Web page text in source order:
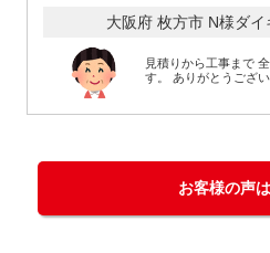
大阪府 枚方市 N様ダ
見積りから工事まで
す。 ありがとうござ
お客様の声